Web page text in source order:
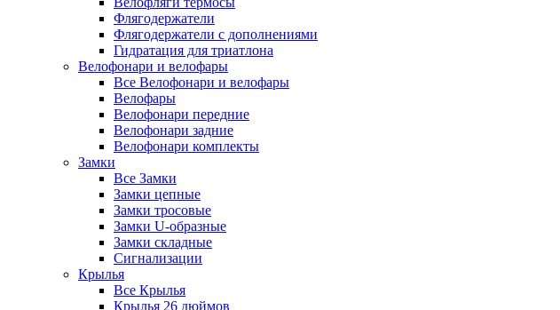
Флягодержатели
Флягодержатели с дополнениями
Гидратация для триатлона
Велофонари и велофары
Все Велофонари и велофары
Велофары
Велофонари передние
Велофонари задние
Велофонари комплекты
Замки
Все Замки
Замки цепные
Замки тросовые
Замки U-образные
Замки складные
Сигнализации
Крылья
Все Крылья
Крылья 26 дюймов